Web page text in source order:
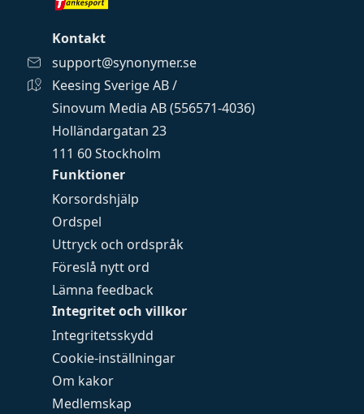
Funktioner
Korsordshjälp
Ordspel
Uttryck och ordspråk
Föreslå nytt ord
Lämna feedback
Integritet och villkor
Integritetsskydd
Cookie-inställningar
Om kakor
Medlemskap
Kontakt
support@synonymer.se
Keesing Sverige AB /
Sinovum Media AB (556571-4036)
Holländargatan 23
111 60 Stockholm